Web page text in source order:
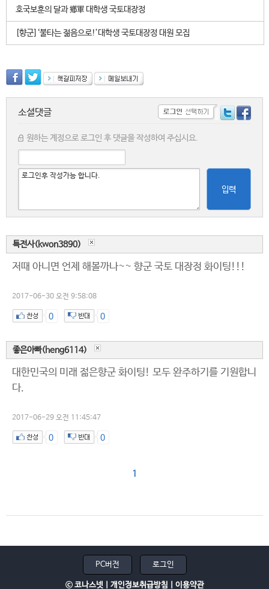
호국보훈의 달과 鄕軍 대학생 국토대장정
[향군]‘불타는 젊음으로!’대학생 국토대장정 대원 모집
소셜댓글
원하는 계정으로 로그인 후 댓글을 작성하여 주십시요.
입력
특전사(kwon3890)
저때 아니면 언제 해볼까나~~ 향군 국토 대장정 화이팅!!!
2017-06-30 오전 9:58:08
0 0
좋은아빠(heng6114)
대한민국의 미래 젊은향군 화이팅! 모두 완주하기를 기원합니
다.
2017-06-29 오전 11:45:47
0 0
1
PC버전 로그인
ⓒ 코나스넷 | 개인정보취급방침 이용약관